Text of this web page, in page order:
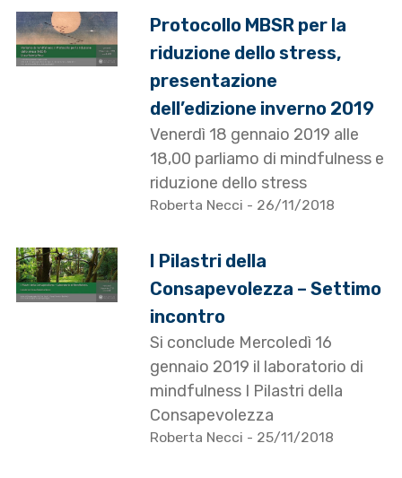
Protocollo MBSR per la
riduzione dello stress,
presentazione
dell’edizione inverno 2019
Venerdì 18 gennaio 2019 alle
18,00 parliamo di mindfulness e
riduzione dello stress
Roberta Necci - 26/11/2018
I Pilastri della
Consapevolezza – Settimo
incontro
Si conclude Mercoledì 16
gennaio 2019 il laboratorio di
mindfulness I Pilastri della
Consapevolezza
Roberta Necci - 25/11/2018